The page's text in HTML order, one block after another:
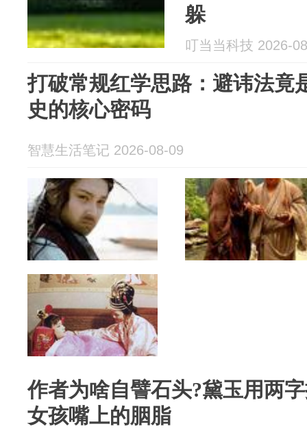
躲
叮当当科技 2026-
打破常规红学思路：避讳法竟
史的核心密码
智慧生活笔记 2026-08-09
作者为啥自譬石头?黛玉用两
女孩嘴上的胭脂